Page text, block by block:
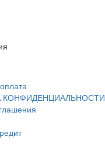
КОНФИДЕНЦИАЛЬНОСТИ